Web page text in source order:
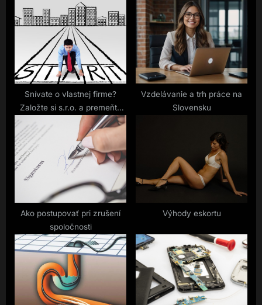
s
P
s
t
s
Snívate o vlastnej firme?
Založte si s.r.o. a premeňte
svoj nápad na realitu
Vzdelávanie a trh práce na
Slovensku
Ako postupovať pri zrušení
spoločnosti
Výhody eskortu